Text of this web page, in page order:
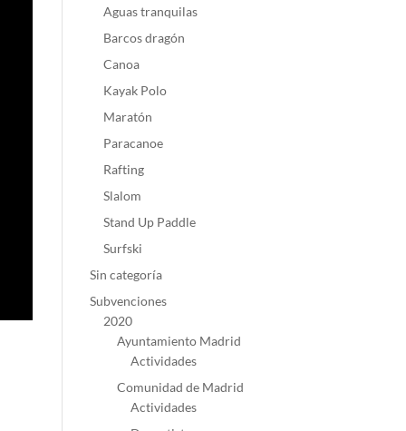
Aguas tranquilas
Barcos dragón
Canoa
Kayak Polo
Maratón
Paracanoe
Rafting
Slalom
Stand Up Paddle
Surfski
Sin categoría
Subvenciones
2020
Ayuntamiento Madrid
Actividades
Comunidad de Madrid
Actividades